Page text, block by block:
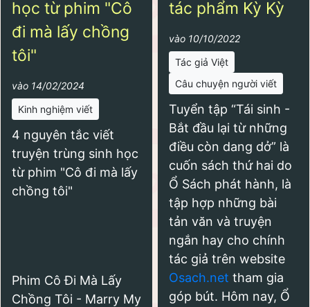
học từ phim "Cô
đi mà lấy chồng
tôi"
vào 14/02/2024
Kinh nghiệm viết
4 nguyên tắc viết
truyện trùng sinh học
từ phim "Cô đi mà lấy
chồng tôi"
Phim Cô Đi Mà Lấy
Chồng Tôi - Marry My
tác phẩm Kỳ Kỳ
vào 10/10/2022
Tác giả Việt
Câu chuyện người viết
Tuyển tập “Tái sinh -
Bắt đầu lại từ những
điều còn dang dở” là
cuốn sách thứ hai do
Ổ Sách phát hành, là
tập hợp những bài
tản văn và truyện
ngắn hay cho chính
tác giả trên website
Osach.net tham gia
góp bút. Hôm nay, Ổ